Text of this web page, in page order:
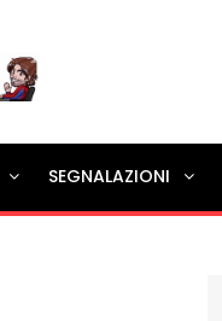
| SEGNALAZIONI